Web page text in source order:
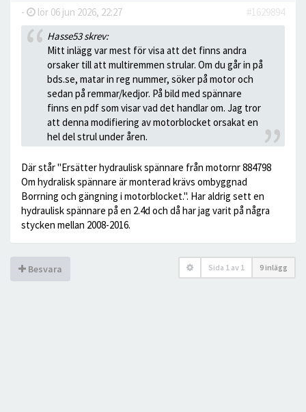
- lör 06 jun 2026, 22:27
#1629894
Hasse53 skrev:
Mitt inlägg var mest för visa att det finns andra
orsaker till att multiremmen strular. Om du går in på
bds.se, matar in reg nummer, söker på motor och
sedan på remmar/kedjor. På bild med spännare
finns en pdf som visar vad det handlar om. Jag tror
att denna modifiering av motorblocket orsakat en
hel del strul under åren.
Där står "Ersätter hydraulisk spännare från motornr 884798
Om hydralisk spännare är monterad krävs ombyggnad
Borrning och gängning i motorblocket.". Har aldrig sett en
hydraulisk spännare på en 2.4d och då har jag varit på några
stycken mellan 2008-2016.
Besvara Sida 1 av 1 9 inlägg